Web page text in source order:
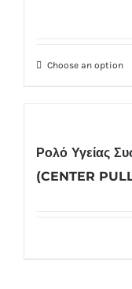
Choose an option
Ρολό Υγείας
(CENTER